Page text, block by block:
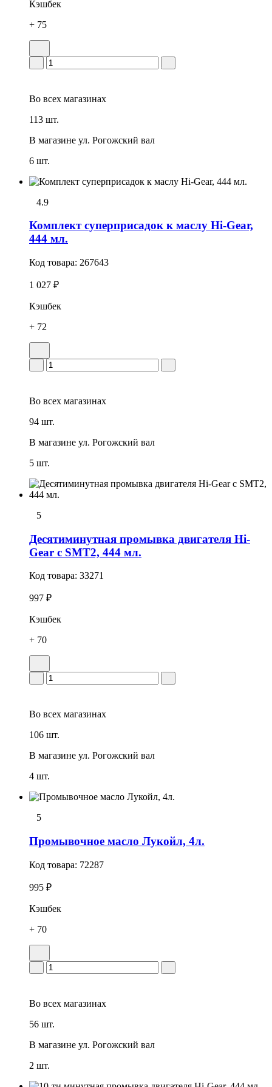
Кэшбек
+ 75
Во всех магазинах
113 шт.
В магазине ул. Рогожский вал
6 шт.
4.9
Комплект суперприсадок к маслу Hi-Gear,
444 мл.
Код товара: 267643
1 027 ₽
Кэшбек
+ 72
Во всех магазинах
94 шт.
В магазине ул. Рогожский вал
5 шт.
5
Десятиминутная промывка двигателя Hi-
Gear с SMT2, 444 мл.
Код товара: 33271
997 ₽
Кэшбек
+ 70
Во всех магазинах
106 шт.
В магазине ул. Рогожский вал
4 шт.
5
Промывочное масло Лукойл, 4л.
Код товара: 72287
995 ₽
Кэшбек
+ 70
Во всех магазинах
56 шт.
В магазине ул. Рогожский вал
2 шт.